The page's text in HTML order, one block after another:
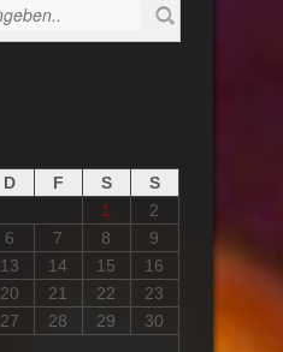
D F S
S
1
2
6 7 8
9
13 14 15
16
20 21 22
23
27 28 29
30